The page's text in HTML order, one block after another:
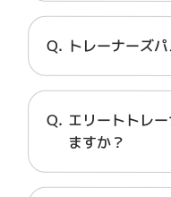
トレーナーズ
エリートトレ
ますか？